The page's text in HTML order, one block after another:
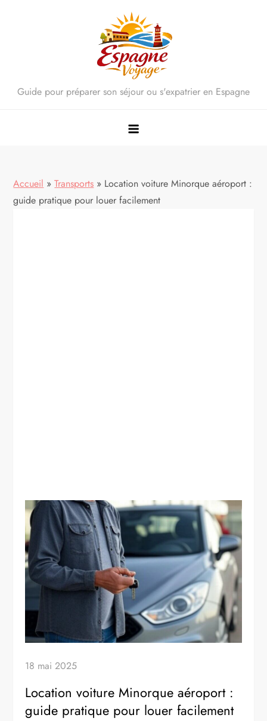
Guide pour préparer son séjour ou s'expatrier en Espagne
Accueil » Transports » Location voiture Minorque aéroport :
guide pratique pour louer facilement
18 mai 2025
Location voiture Minorque aéroport :
guide pratique pour louer facilement